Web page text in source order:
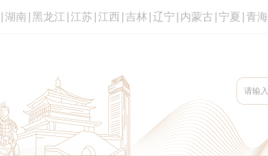
湖南 黑龙江 江苏 江西 吉林 辽宁 内蒙古 宁夏 青海